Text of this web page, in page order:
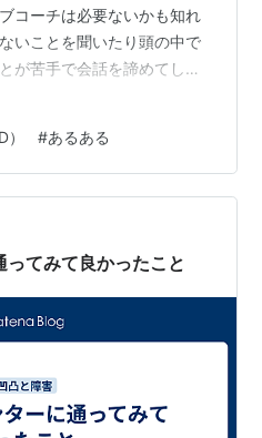
コーチは必要ないかも知れ
いことを聞いたり頭の中で
が苦手で会話を諦めてしま
と感じた。 毎回同じことを
談では「忘れている作業は
か」「仕事が遅くて不満に
ている。 障害をオープンに
いことに職場の皆さんに
＝普通に接してもら…
#あるある
てみて良かったこと